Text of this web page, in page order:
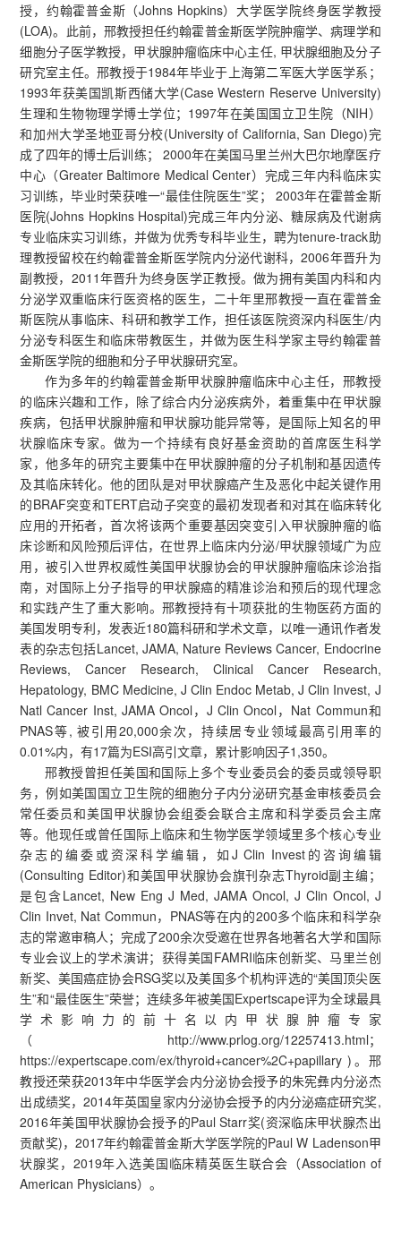
授，约翰霍普金斯（Johns Hopkins）大学医学院终身医学教授
(LOA)。此前，邢教授担任约翰霍普金斯医学院肿瘤学、病理学和
细胞分子医学教授，甲状腺肿瘤临床中心主任, 甲状腺细胞及分子
研究室主任。邢教授于1984年毕业于上海第二军医大学医学系；
1993年获美国凯斯西储大学(Case Western Reserve University)
生理和生物物理学博士学位；1997年在美国国立卫生院（NIH）
和加州大学圣地亚哥分校(University of California, San Diego)完
成了四年的博士后训练； 2000年在美国马里兰州大巴尔地摩医疗
中心（Greater Baltimore Medical Center）完成三年内科临床实
习训练，毕业时荣获唯一“最佳住院医生”奖； 2003年在霍普金斯
医院(Johns Hopkins Hospital)完成三年内分泌、糖尿病及代谢病
专业临床实习训练，并做为优秀专科毕业生，聘为tenure-track助
理教授留校在约翰霍普金斯医学院内分泌代谢科，2006年晋升为
副教授，2011年晋升为终身医学正教授。做为拥有美国内科和内
分泌学双重临床行医资格的医生，二十年里邢教授一直在霍普金
斯医院从事临床、科研和教学工作，担任该医院资深内科医生/内
分泌专科医生和临床带教医生，并做为医生科学家主导约翰霍普
金斯医学院的细胞和分子甲状腺研究室。
作为多年的约翰霍普金斯甲状腺肿瘤临床中心主任，邢教授
的临床兴趣和工作，除了综合内分泌疾病外，着重集中在甲状腺
疾病，包括甲状腺肿瘤和甲状腺功能异常等，是国际上知名的甲
状腺临床专家。做为一个持续有良好基金资助的首席医生科学
家，他多年的研究主要集中在甲状腺肿瘤的分子机制和基因遗传
及其临床转化。他的团队是对甲状腺癌产生及恶化中起关键作用
的BRAF突变和TERT启动子突变的最初发现者和对其在临床转化
应用的开拓者，首次将该两个重要基因突变引入甲状腺肿瘤的临
床诊断和风险预后评估，在世界上临床内分泌/甲状腺领域广为应
用，被引入世界权威性美国甲状腺协会的甲状腺肿瘤临床诊治指
南，对国际上分子指导的甲状腺癌的精准诊治和预后的现代理念
和实践产生了重大影响。邢教授持有十项获批的生物医药方面的
美国发明专利，发表近180篇科研和学术文章，以唯一通讯作者发
表的杂志包括Lancet, JAMA, Nature Reviews Cancer, Endocrine
Reviews, Cancer Research, Clinical Cancer Research,
Hepatology, BMC Medicine, J Clin Endoc Metab, J Clin Invest, J
Natl Cancer Inst, JAMA Oncol，J Clin Oncol，Nat Commun和
PNAS等, 被引用20,000余次，持续居专业领域最高引用率的
0.01%内，有17篇为ESI高引文章，累计影响因子1,350。
邢教授曾担任美国和国际上多个专业委员会的委员或领导职
务，例如美国国立卫生院的细胞分子内分泌研究基金审核委员会
常任委员和美国甲状腺协会组委会联合主席和科学委员会主席
等。他现任或曾任国际上临床和生物学医学领域里多个核心专业
杂志的编委或资深科学编辑，如J Clin Invest的咨询编辑
(Consulting Editor)和美国甲状腺协会旗刊杂志Thyroid副主编；
是包含Lancet, New Eng J Med, JAMA Oncol, J Clin Oncol, J
Clin Invet, Nat Commun，PNAS等在内的200多个临床和科学杂
志的常邀审稿人；完成了200余次受邀在世界各地著名大学和国际
专业会议上的学术演讲；获得美国FAMRI临床创新奖、马里兰创
新奖、美国癌症协会RSG奖以及美国多个机构评选的“美国顶尖医
生”和“最佳医生”荣誉；连续多年被美国Expertscape评为全球最具
学术影响力的前十名以内甲状腺肿瘤专家
（http://www.prlog.org/12257413.html；
https://expertscape.com/ex/thyroid+cancer%2C+papillary )。邢
教授还荣获2013年中华医学会内分泌协会授予的朱宪彝内分泌杰
出成绩奖，2014年英国皇家内分泌协会授予的内分泌癌症研究奖,
2016年美国甲状腺协会授予的Paul Starr奖(资深临床甲状腺杰出
贡献奖)，2017年约翰霍普金斯大学医学院的Paul W Ladenson甲
状腺奖，2019年入选美国临床精英医生联合会（Association of
American Physicians）。